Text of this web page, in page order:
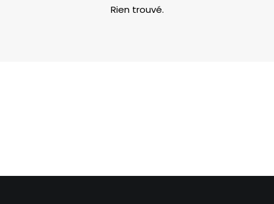
Rien trouvé.